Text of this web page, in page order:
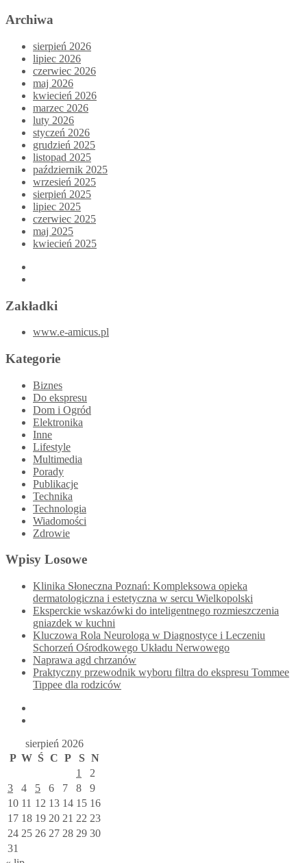
Archiwa
sierpień 2026
lipiec 2026
czerwiec 2026
maj 2026
kwiecień 2026
marzec 2026
luty 2026
styczeń 2026
grudzień 2025
listopad 2025
październik 2025
wrzesień 2025
sierpień 2025
lipiec 2025
czerwiec 2025
maj 2025
kwiecień 2025
Zakładki
www.e-amicus.pl
Kategorie
Biznes
Do ekspresu
Dom i Ogród
Elektronika
Inne
Lifestyle
Multimedia
Porady
Publikacje
Technika
Technologia
Wiadomości
Zdrowie
Wpisy Losowe
Klinika Słoneczna Poznań: Kompleksowa opieka
dermatologiczna i estetyczna w sercu Wielkopolski
Eksperckie wskazówki do inteligentnego rozmieszczenia
gniazdek w kuchni
Kluczowa Rola Neurologa w Diagnostyce i Leczeniu
Schorzeń Ośrodkowego Układu Nerwowego
Naprawa agd chrzanów
Praktyczny przewodnik wyboru filtra do ekspresu Tommee
Tippee dla rodziców
sierpień 2026
P W Ś C P S N
1
2
3
4 5 6 7 8
9
10 11 12 13 14 15 16
17 18 19 20 21 22 23
24 25 26 27 28 29 30
31